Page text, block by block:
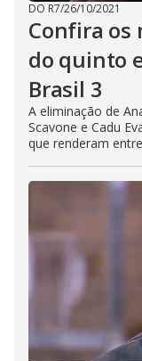
DO R7/26/10/2021
Confira os
do quinto
Brasil 3
A eliminação de
Scavone e Cadu
que renderam